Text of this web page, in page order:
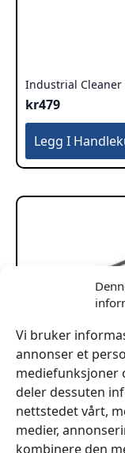
Vi bruker
annonser et
mediefunksjoner
deler dessuten
nettstedet vårt,
medier,
kombinere den
Industrial Cleaner
kr479
Legg I